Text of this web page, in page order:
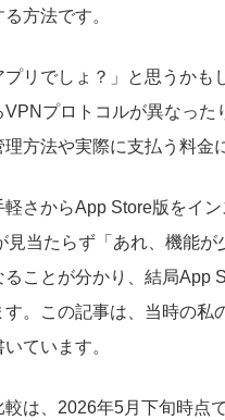
方法です。
プリでしょ？」と思うか
VPNプロトコルが異なっ
方法や実際に支払う料金
さからApp Store版をイ
見当たらず「あれ、機能
ることが分かり、結局App
す。この記事は、当時の
ています。
較は、2026年5月下旬時点